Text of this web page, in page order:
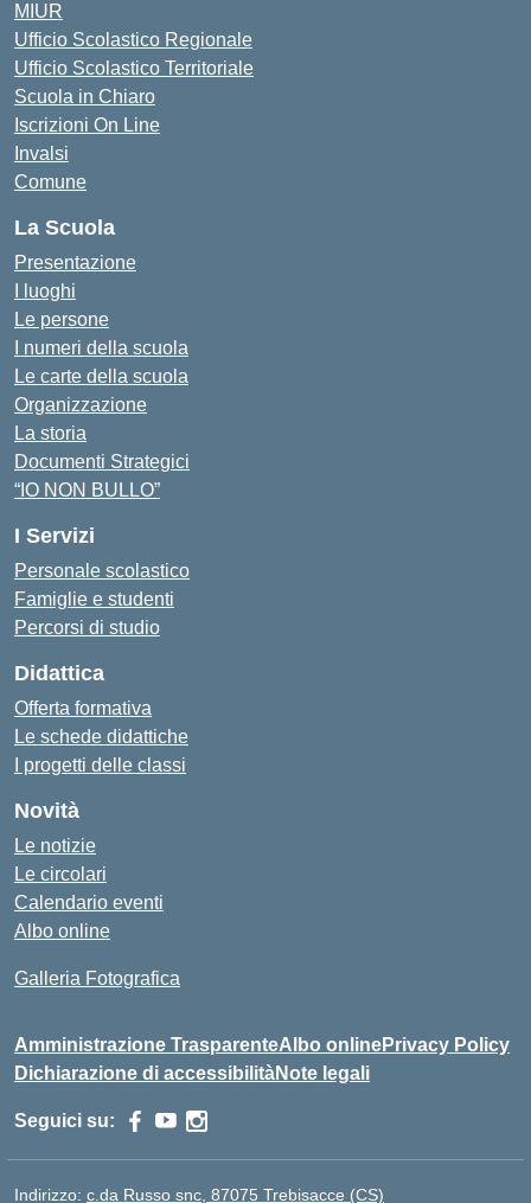
MIUR
Ufficio Scolastico Regionale
Ufficio Scolastico Territoriale
Scuola in Chiaro
Iscrizioni On Line
Invalsi
Comune
La Scuola
Presentazione
I luoghi
Le persone
I numeri della scuola
Le carte della scuola
Organizzazione
La storia
Documenti Strategici
“IO NON BULLO”
I Servizi
Personale scolastico
Famiglie e studenti
Percorsi di studio
Didattica
Offerta formativa
Le schede didattiche
I progetti delle classi
Novità
Le notizie
Le circolari
Calendario eventi
Albo online
Galleria Fotografica
Amministrazione TrasparenteAlbo onlinePrivacy Policy
Dichiarazione di accessibilitàNote legali
Seguici su:
Indirizzo: c.da Russo snc, 87075 Trebisacce (CS)